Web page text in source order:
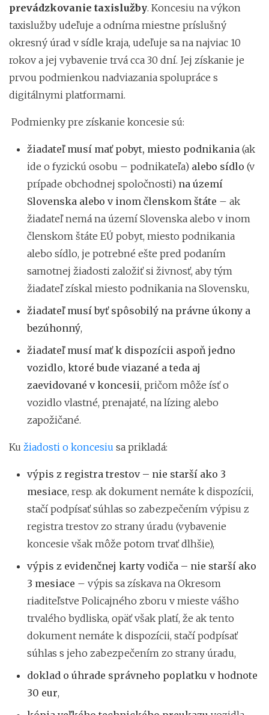
prevádzkovanie taxislužby. Koncesiu na výkon
taxislužby udeľuje a odníma miestne príslušný
okresný úrad v sídle kraja, udeľuje sa na najviac 10
rokov a jej vybavenie trvá cca 30 dní. Jej získanie je
prvou podmienkou nadviazania spolupráce s
digitálnymi platformami.
Podmienky pre získanie koncesie sú:
žiadateľ musí mať pobyt, miesto podnikania (ak
ide o fyzickú osobu – podnikateľa) alebo sídlo (v
prípade obchodnej spoločnosti) na území
Slovenska alebo v inom členskom štáte – ak
žiadateľ nemá na území Slovenska alebo v inom
členskom štáte EÚ pobyt, miesto podnikania
alebo sídlo, je potrebné ešte pred podaním
samotnej žiadosti založiť si živnosť, aby tým
žiadateľ získal miesto podnikania na Slovensku,
žiadateľ musí byť spôsobilý na právne úkony a
bezúhonný,
žiadateľ musí mať k dispozícii aspoň jedno
vozidlo, ktoré bude viazané a teda aj
zaevidované v koncesii, pričom môže ísť o
vozidlo vlastné, prenajaté, na lízing alebo
zapožičané.
Ku žiadosti o koncesiu sa prikladá:
výpis z registra trestov – nie starší ako 3
mesiace, resp. ak dokument nemáte k dispozícii,
stačí podpísať súhlas so zabezpečením výpisu z
registra trestov zo strany úradu (vybavenie
koncesie však môže potom trvať dlhšie),
výpis z evidenčnej karty vodiča – nie starší ako
3 mesiace – výpis sa získava na Okresom
riaditeľstve Policajného zboru v mieste vášho
trvalého bydliska, opäť však platí, že ak tento
dokument nemáte k dispozícii, stačí podpísať
súhlas s jeho zabezpečením zo strany úradu,
doklad o úhrade správneho poplatku v hodnote
30 eur,